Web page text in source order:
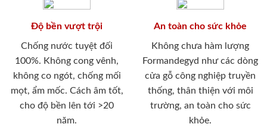
Độ bền vượt trội
Chống nước tuyệt đối
100%. Không cong vênh,
không co ngót, chống mối
mọt, ẩm mốc. Cách âm tốt,
cho độ bền lên tới >20
năm.
An toàn cho sức khỏe
Không chưa hàm lượng
Formandegyd như các dòng
cửa gỗ công nghiệp truyền
thống, thân thiện với môi
trường, an toàn cho sức
khỏe.